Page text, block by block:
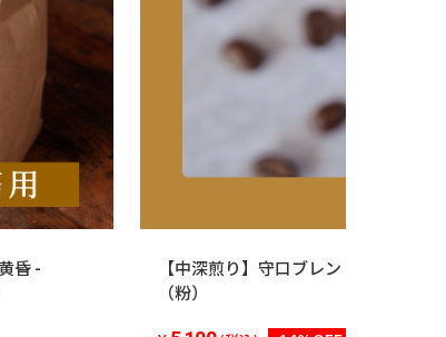
昏 -
【中深煎り】守口ブレンド 1.5Kg（
（粉）